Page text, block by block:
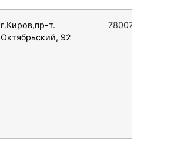
г.Киров,пр-т.
Октябрьский, 92
78007753553